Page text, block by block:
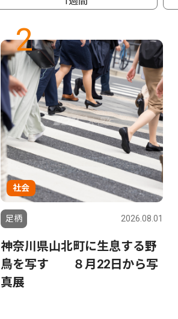
2
社会
足柄 2026.08.01
神奈川県山北町に生息する野
鳥を写す ８月22日から写
真展